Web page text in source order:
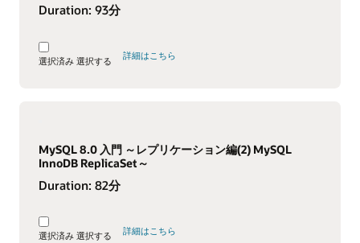
Duration: 93分
選択済み 選択する 詳細はこちら
MySQL 8.0 入門 ～レプリケーション編(2) MySQL
InnoDB ReplicaSet～
Duration: 82分
選択済み 選択する 詳細はこちら